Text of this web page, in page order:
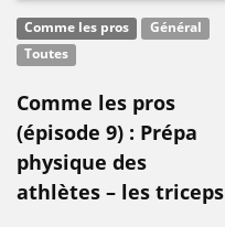
Comme les pros
Général
Toutes
Comme les pros
(épisode 9) : Prépa
physique des
athlètes – les triceps